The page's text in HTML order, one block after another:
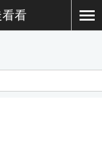
看